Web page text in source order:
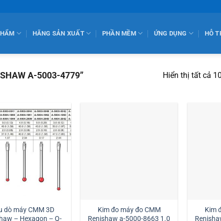
HÃNG SẢN XUẤT PHẦN MỀM ỨNG DỤNG HỖ
A-5003-4779” Hiển thị tất cả
dò máy CMM 3D
– Hexagon – Q-
Kim đo máy đo CMM
Renishaw a-5000-8663 1.0
Kim